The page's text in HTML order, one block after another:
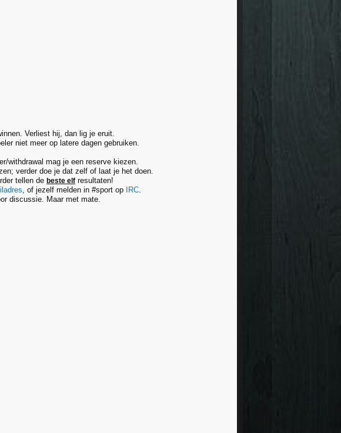
Verliest hij, dan lig je eruit.
niet meer op latere dagen gebruiken.
withdrawal mag je een reserve kiezen.
verder doe je dat zelf of laat je het doen.
tellen de beste elf resultaten!
, of jezelf melden in #sport op IRC.
discussie. Maar met mate.